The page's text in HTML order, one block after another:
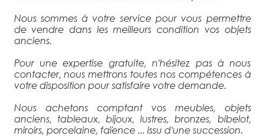
Nous sommes à votre service pour vous permettre
de vendre dans les meilleurs condition vos objets
anciens.
Pour une expertise gratuite, n'hésitez pas à nous
contacter, nous mettrons toutes nos compétences à
votre disposition pour satisfaire votre demande.
Nous achetons comptant vos meubles, objets
anciens, tableaux, bijoux, lustres, bronzes, bibelot,
miroirs, porcelaine, faïence ... issu d'une succession.